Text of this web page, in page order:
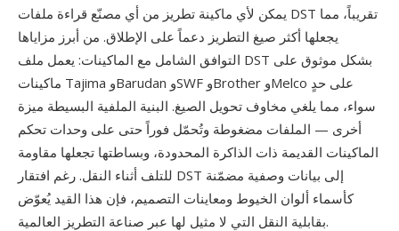
يمكن لأي ماكينة تطريز من أي مصنّع قراءة ملفات DST تقريباً، مما
يجعلها أكثر صيغ التطريز دعماً على الإطلاق. من أبرز مزاياها
التوافق الشامل مع الماكينات: يعمل ملف DST بشكل موثوق على
ماكينات Tajima وBarudan وSWF وBrother وMelco على حدٍ
سواء، مما يلغي مخاوف تحويل الصيغ. البنية الملفية البسيطة ميزة
أخرى — الملفات مضغوطة وتُحمّل فوراً حتى على وحدات تحكم
الماكينات القديمة ذات الذاكرة المحدودة، وبساطتها تجعلها مقاومة
للتلف أثناء النقل. رغم افتقار DST إلى بيانات وصفية مضمّنة
كأسماء ألوان الخيوط ومعاينات التصميم، فإن هذا القيد يُعوّض
بقابلية النقل التي لا مثيل لها عبر صناعة التطريز العالمية.